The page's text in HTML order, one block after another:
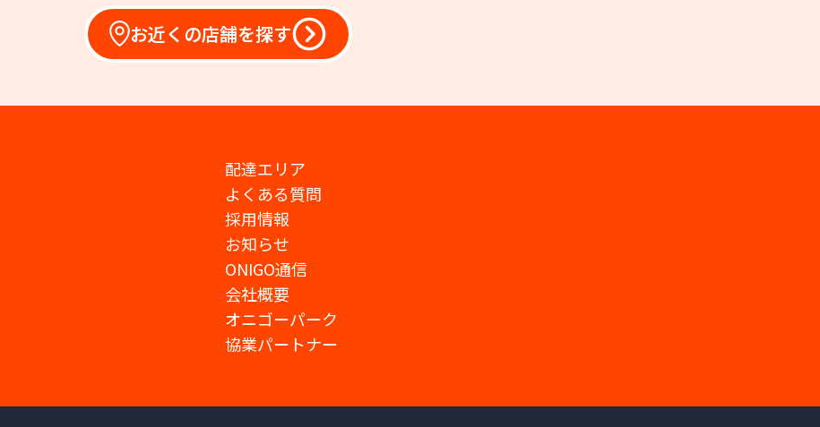
お近くの店舗を探す
配達エリア
よくある質問
採用情報
お知らせ
ONIGO通信
会社概要
オニゴーパーク
協業パートナー